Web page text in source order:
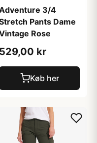
3/4
Pants Dame
Rose
529,00 kr
Køb her